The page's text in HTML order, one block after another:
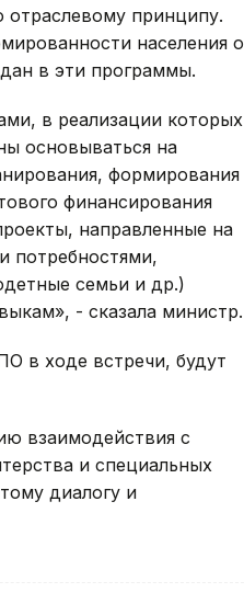
отраслевому принципу.
населения о
в эти программы.
в реализации которых
основываться на
формирования
финансирования
направленные на
потребностями,
семьи и др.)
- сказала министр.
в ходе встречи, будут
взаимодействия с
и специальных
диалогу и